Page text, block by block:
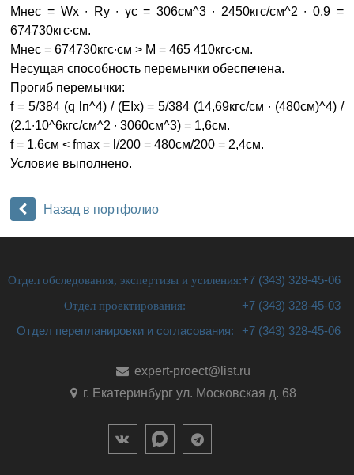
Mнес = Wx ∙ Ry ∙ γc = 306см^3 ∙ 2450кгс/см^2 ∙ 0,9 =
674730кгс∙см.
Mнес = 674730кгс∙см > M = 465 410кгс∙см.
Несущая способность перемычки обеспечена.
Прогиб перемычки:
f = 5/384 (q lп^4) / (EIx) = 5/384 (14,69кгс/см ∙ (480см)^4) /
(2.1∙10^6кгс/см^2 ∙ 3060см^3) = 1,6см.
f = 1,6см < fmax = l/200 = 480см/200 = 2,4см.
Условие выполнено.
Назад в портфолио
Отдел обследования, экспертизы и усиления:+7 (343) 328-45-06
Отдел проектирования:
+7 (343) 328-45-03
Отдел перепланировки и согласования:
+7 (343) 328-45-06
expert-proect@list.ru
г. Екатеринбург ул. Московская д. 68